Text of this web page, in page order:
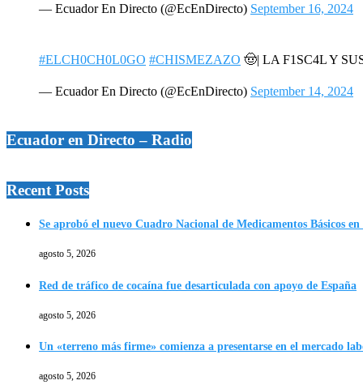
— Ecuador En Directo (@EcEnDirecto) September 16, 2024
#ELCH0CH0L0GO #CHISMEZAZO 🤠| LA F1SC4L Y
— Ecuador En Directo (@EcEnDirecto) September 14, 2024
Ecuador en Directo – Radio
Recent Posts
Se aprobó el nuevo Cuadro Nacional de Medicamentos Básicos
agosto 5, 2026
Red de tráfico de cocaína fue desarticulada con apoyo de España
agosto 5, 2026
Un «terreno más firme» comienza a presentarse en el mercado
agosto 5, 2026